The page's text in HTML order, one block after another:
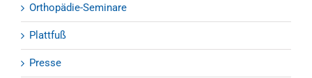
Orthopädie-Seminare
Plattfuß
Presse